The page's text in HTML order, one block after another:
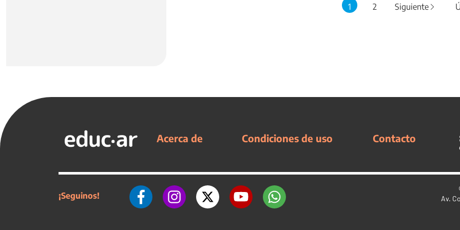
1 2 Siguiente
Acerca de Condiciones de uso Contacto
¡Seguinos!
Av.